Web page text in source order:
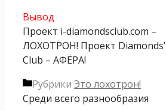
Вывод
Проект i-diamondsclub.com –
ЛОХОТРОН! Проект Diamonds’
Club – АФЁРА!
Рубрики Это лохотрон!
Среди всего разнообразия